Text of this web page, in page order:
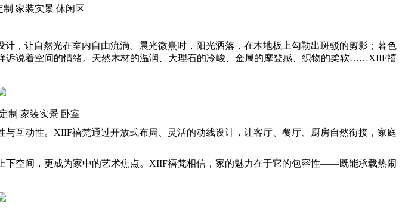
家装实景 休闲区
，让自然光在室内自由流淌。晨光微熹时，阳光洒落，在木地板上勾勒出斑驳的剪影；暮色
诉说着空间的情绪。天然木材的温润、大理石的冷峻、金属的摩登感、织物的柔软……XIIF禧
制 家装实景 卧室
互动性。XIIF禧梵通过开放式布局、灵活的动线设计，让客厅、餐厅、厨房自然衔接，家庭
空间，更成为家中的艺术焦点。XIIF禧梵相信，家的魅力在于它的包容性——既能承载热闹